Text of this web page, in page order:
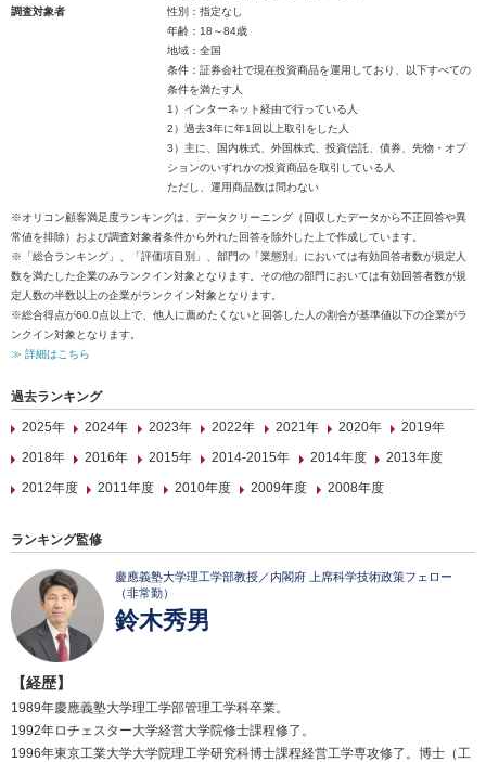
調査対象者
性別：指定なし
年齢：18～84歳
地域：全国
条件：証券会社で現在投資商品を運用しており、以下すべての
条件を満たす人
1）インターネット経由で行っている人
2）過去3年に年1回以上取引をした人
3）主に、国内株式、外国株式、投資信託、債券、先物・オプ
ションのいずれかの投資商品を取引している人
ただし、運用商品数は問わない
※オリコン顧客満足度ランキングは、データクリーニング（回収したデータから不正回答や異
常値を排除）および調査対象者条件から外れた回答を除外した上で作成しています。
※「総合ランキング」、「評価項目別」、部門の「業態別」においては有効回答者数が規定人
数を満たした企業のみランクイン対象となります。その他の部門においては有効回答者数が規
定人数の半数以上の企業がランクイン対象となります。
※総合得点が60.0点以上で、他人に薦めたくないと回答した人の割合が基準値以下の企業がラ
ンクイン対象となります。
≫ 詳細はこちら
過去ランキング
2025年
2024年 2023年 2022年 2021年 2020年
2019年
2018年
2016年 2015年 2014-2015年 2014年度
2013年度
2012年度
2011年度 2010年度 2009年度 2008年度
ランキング監修
慶應義塾大学理工学部教授／内閣府 上席科学技術政策フェロー
（非常勤）
鈴木秀男
【経歴】
1989年慶應義塾大学理工学部管理工学科卒業。
1992年ロチェスター大学経営大学院修士課程修了。
1996年東京工業大学大学院理工学研究科博士課程経営工学専攻修了。博士（工